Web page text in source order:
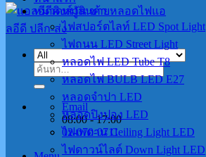
ค้นหา:
Email
08:00 - 17:00
02-070-0711
หมวดหมู่สินค้า
ไฟสปอร์ตไลท์ LED Spot Light
ไฟถนน LED Street Light
หลอดไฟ LED Tube T8
หลอดไฟ BULB LED E27
หลอดจำปา LED
หลอดปิงปอง LED
ไฟเพดาน Ceiling Light LED
ไฟดาวน์ไลต์ Down Light LED